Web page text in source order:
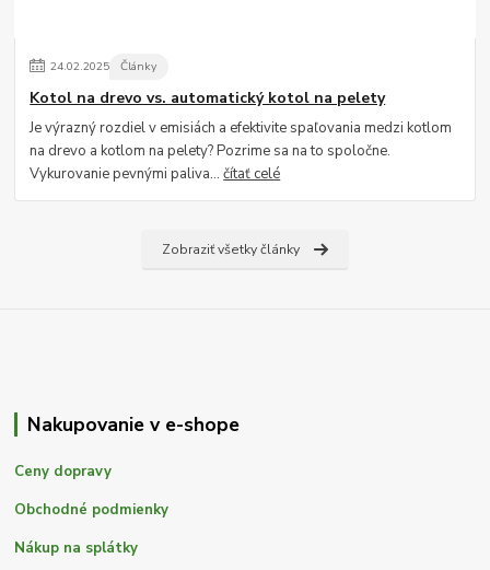
24.02.2025 Články
Kotol na drevo vs. automatický kotol na pelety
Je výrazný rozdiel v emisiách a efektivite spaľovania medzi kotlom
na drevo a kotlom na pelety? Pozrime sa na to spoločne.
Vykurovanie pevnými paliva...čítať celé
Zobraziť všetky články
Nakupovanie v e-shope
Ceny dopravy
Obchodné podmienky
Nákup na splátky